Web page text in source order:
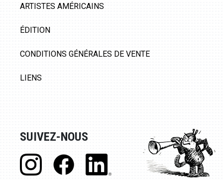
ARTISTES AMÉRICAINS
ÉDITION
CONDITIONS GÉNÉRALES DE VENTE
LIENS
SUIVEZ-NOUS